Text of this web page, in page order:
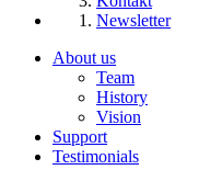
Newsletter
About us
Team
History
Vision
Support
Testimonials